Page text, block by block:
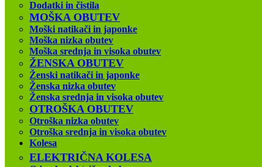
Dodatki in čistila
MOŠKA OBUTEV
Moški natikači in japonke
Moška nizka obutev
Moška srednja in visoka obutev
ŽENSKA OBUTEV
Ženski natikači in japonke
Ženska nizka obutev
Ženska srednja in visoka obutev
OTROŠKA OBUTEV
Otroška nizka obutev
Otroška srednja in visoka obutev
Kolesa
ELEKTRIČNA KOLESA